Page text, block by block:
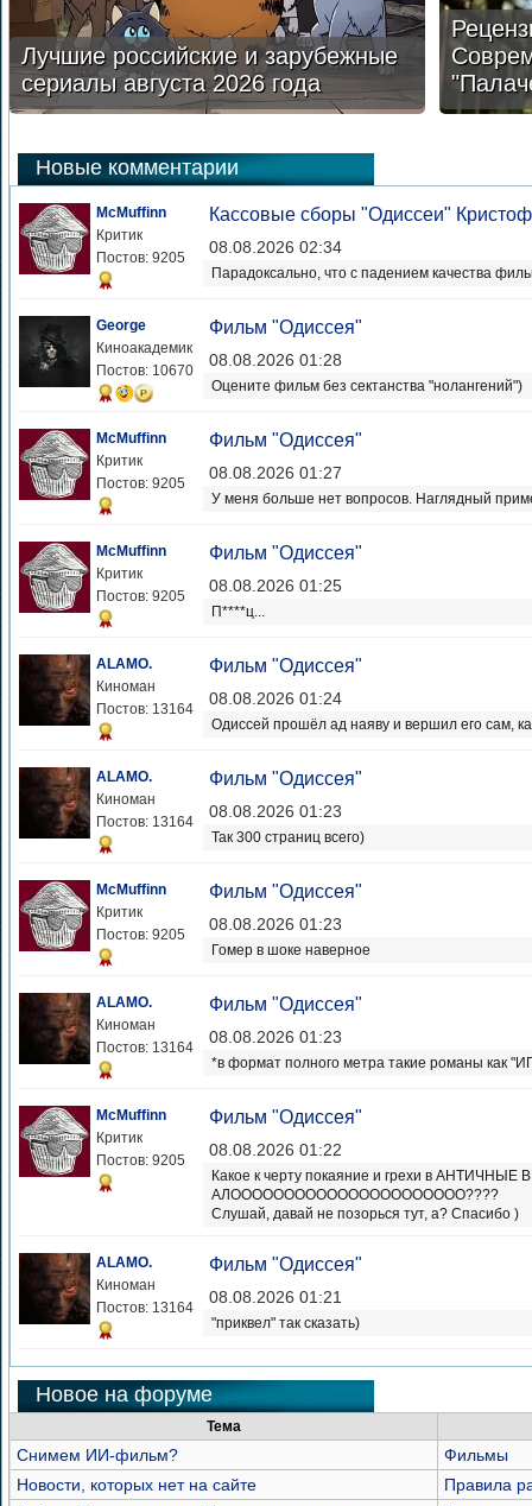
Лучшие российские и зарубежные
сериалы августа 2026 года
Новые комментарии
McMuffinn
Критик
Постов: 9205
Кассовые сборы "Одиссеи"
08.08.2026 02:34
Парадоксально, что с падением качества
George
Киноакадемик
Постов: 10670
Фильм "Одиссея"
08.08.2026 01:28
Оцените фильм без сектанства "нолангений")
McMuffinn
Критик
Постов: 9205
Фильм "Одиссея"
08.08.2026 01:27
У меня больше нет вопросов. Наглядный
McMuffinn
Критик
Постов: 9205
Фильм "Одиссея"
08.08.2026 01:25
П****ц...
ALAMO.
Киноман
Постов: 13164
Фильм "Одиссея"
08.08.2026 01:24
Одиссей прошёл ад наяву и вершил его сам,
ALAMO.
Киноман
Постов: 13164
Фильм "Одиссея"
08.08.2026 01:23
Так 300 страниц всего)
McMuffinn
Критик
Постов: 9205
Фильм "Одиссея"
08.08.2026 01:23
Гомер в шоке наверное
ALAMO.
Киноман
Постов: 13164
Фильм "Одиссея"
08.08.2026 01:23
*в формат полного метра такие романы как
McMuffinn
Критик
Постов: 9205
Фильм "Одиссея"
08.08.2026 01:22
Какое к черту покаяние и грехи в
АЛОООООООООООООООООООООО????
Слушай, давай не позорься тут, а? Спасибо )
ALAMO.
Киноман
Постов: 13164
Фильм "Одиссея"
08.08.2026 01:21
"приквел" так сказать)
Новое на форуме
Тема
Снимем ИИ-фильм?
Фильмы
Новости, которых нет на сайте
Правила